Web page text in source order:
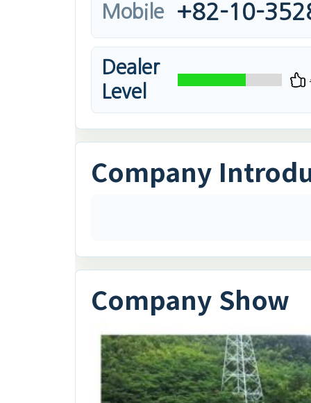
Mobile +82-10-
Dealer
Level
Company
Company Show